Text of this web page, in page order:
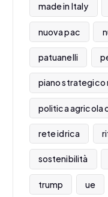
made in Italy
nuova pac
patuanelli
piano strategico
politica agricola
rete idrica
sostenibilità
trump ue